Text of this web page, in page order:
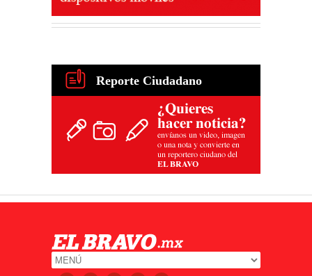
Reporte Ciudadano